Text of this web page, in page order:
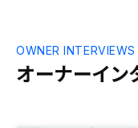
オーナーイン
OWNER INTERVIEWS